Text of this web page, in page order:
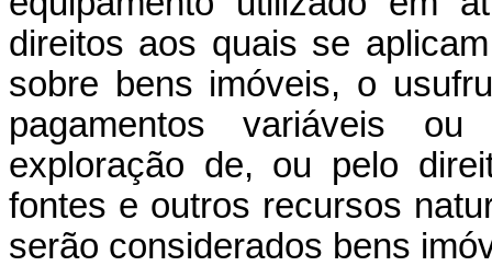
direitos aos quais se
sobre bens imóveis, o
pagamentos variáveis
exploração de, ou pelo
fontes e outros recursos
serão considerados bens